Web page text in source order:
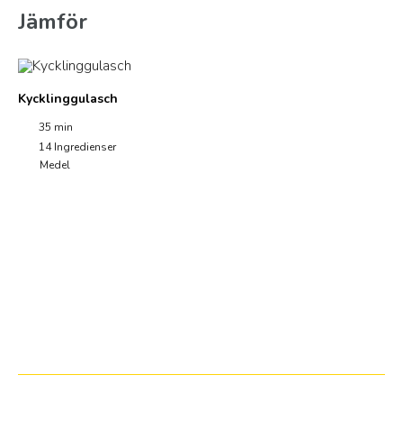
Jämför
Kycklinggulasch
35 min
14 Ingredienser
Medel